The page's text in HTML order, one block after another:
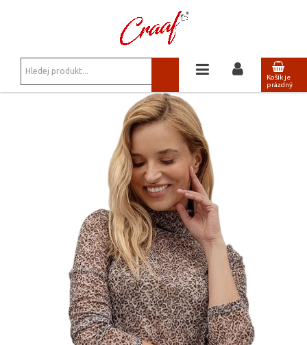
Košík je
prázdný
TRIKA, MIKINY /
ROLÁČEK ZE SÍŤOVINKY BIELLA 029 ŠEDÝ